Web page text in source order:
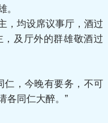
。
均设席议事厅，酒过
及厅外的群雄敬酒过
，今晚有要务，不可
各同仁大醉。”